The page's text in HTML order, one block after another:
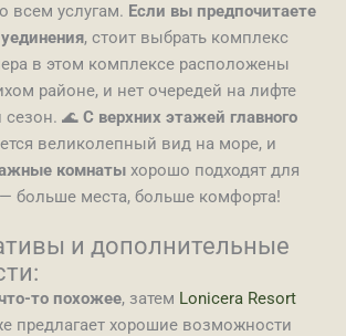
всем услугам. Если вы предпочитаете
, стоит выбрать комплекс
в этом комплексе расположены
районе, и нет очередей на лифте
🌊 С верхних этажей главного
великолепный вид на море, и
комнаты хорошо подходят для
больше места, больше комфорта!
и дополнительные
то похожее, затем Lonicera Resort
предлагает хорошие возможности